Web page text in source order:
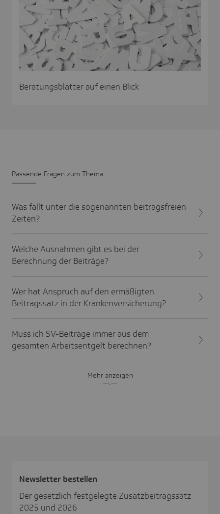
Beratungsblätter auf einen Blick
Passende Fragen zum Thema
Was fällt unter die sogenannten beitragsfreien
Zeiten?
Welche Ausnahmen gibt es bei der
Berechnung der Beiträge?
Wer hat Anspruch auf den ermäßigten
Beitragssatz in der Krankenversicherung?
Muss ich SV-Beiträge immer aus dem
gesamten Arbeitsentgelt berechnen?
Mehr anzeigen
News­letter bestellen
Der gesetzlich festgelegte Zusatzbeitragssatz
2025 und 2026